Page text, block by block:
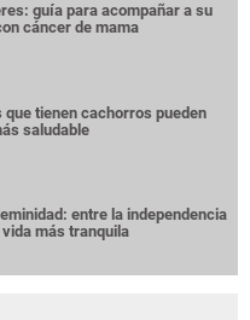
guía para acompañar a su
cáncer de mama
que tienen cachorros pueden
saludable
entre la independencia
más tranquila